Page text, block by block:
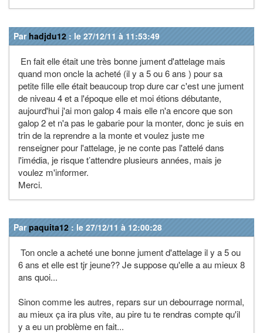
Par hadjdu12 : le 27/12/11 à 11:53:49
En fait elle était une très bonne jument d'attelage mais
quand mon oncle la acheté (il y a 5 ou 6 ans ) pour sa
petite fille elle était beaucoup trop dure car c'est une jument
de niveau 4 et a l'époque elle et moi étions débutante,
aujourd'hui j'ai mon galop 4 mais elle n'a encore que son
galop 2 et n'a pas le gabarie pour la monter, donc je suis en
trin de la reprendre a la monte et voulez juste me
renseigner pour l'attelage, je ne conte pas l'attelé dans
l'imédia, je risque t’attendre plusieurs années, mais je
voulez m'informer.
Merci.
Parpaquita12 : le 27/12/11 à 12:00:28
Ton oncle a acheté une bonne jument d'attelage il y a 5 ou
6 ans et elle est tjr jeune?? Je suppose qu'elle a au mieux 8
ans quoi...
Sinon comme les autres, repars sur un debourrage normal,
au mieux ça ira plus vite, au pire tu te rendras compte qu'il
y a eu un problème en fait...